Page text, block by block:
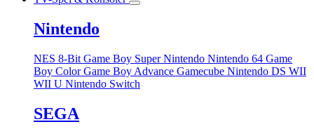
Nintendo
NES 8-Bit Game Boy Super Nintendo Nintendo 64 Game
Boy ColorGame Boy Advance Gamecube Nintendo DS WII
WII U Nintendo Switch
SEGA